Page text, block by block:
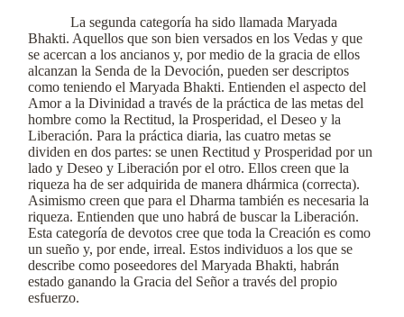
La segunda categoría ha sido llamada Maryada
Bhakti. Aquellos que son bien versados en los Vedas y que
se acercan a los ancianos y, por medio de la gracia de ellos
alcanzan la Senda de la Devoción, pueden ser descriptos
como teniendo el Maryada Bhakti. Entienden el aspecto del
Amor a la Divinidad a través de la práctica de las metas del
hombre como la Rectitud, la Prosperidad, el Deseo y la
Liberación. Para la práctica diaria, las cuatro metas se
dividen en dos partes: se unen Rectitud y Prosperidad por un
lado y Deseo y Liberación por el otro. Ellos creen que la
riqueza ha de ser adquirida de manera dhármica (correcta).
Asimismo creen que para el Dharma también es necesaria la
riqueza. Entienden que uno habrá de buscar la Liberación.
Esta categoría de devotos cree que toda la Creación es como
un sueño y, por ende, irreal. Estos individuos a los que se
describe como poseedores del Maryada Bhakti, habrán
estado ganando la Gracia del Señor a través del propio
esfuerzo.